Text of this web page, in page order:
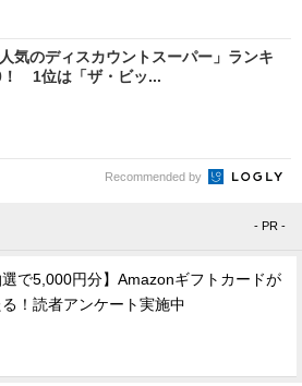
人気のディスカウントスーパー」ランキ
！ 1位は「ザ・ビッ...
Recommended by
- PR -
選で5,000円分】Amazonギフトカードが
る！読者アンケート実施中